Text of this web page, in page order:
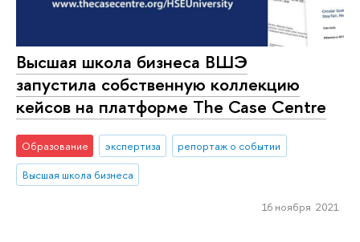
Высшая школа бизнеса ВШЭ
запустила собственную коллекцию
кейсов на платформе The Case Centre
Образование экспертиза
репортаж о событии
Высшая школа бизнеса
16 ноября 2021